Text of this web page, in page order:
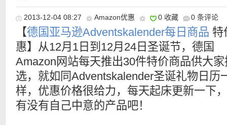
2013-12-04 08:27 Amazon优惠 0 收藏 0 条评论
【德国亚马逊Adventskalender每日商品 特
惠】从12月1日到12月24日圣诞节，德国
Amazon网站每天推出30件特价商品供大家
选，就如同Adventskalender圣诞礼物日历
样，优惠价格很给力，每天起床更新一下
有没有自己中意的产品吧！